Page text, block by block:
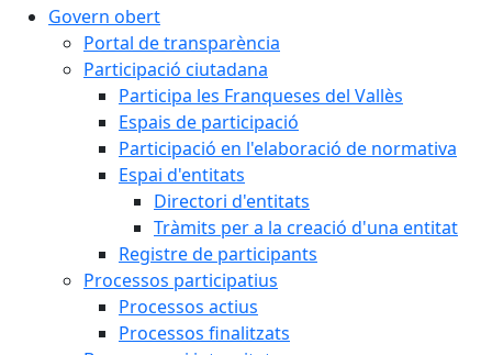
Govern obert
Portal de transparència
Participació ciutadana
Participa les Franqueses del Vallès
Espais de participació
Participació en l'elaboració de normativa
Espai d'entitats
Directori d'entitats
Tràmits per a la creació d'una entitat
Registre de participants
Processos participatius
Processos actius
Processos finalitzats